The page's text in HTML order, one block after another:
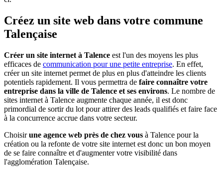
Créez un site web dans votre commune
Talençaise
Créer un site internet à Talence est l'un des moyens les plus
efficaces de communication pour une petite entreprise. En effet,
créer un site internet permet de plus en plus d'atteindre les clients
potentiels rapidement. Il vous permettra de faire connaître votre
entreprise dans la ville de Talence et ses environs. Le nombre de
sites internet à Talence augmente chaque année, il est donc
primordial de sortir du lot pour attirer des leads qualifiés et faire face
à la concurrence accrue dans votre secteur.
Choisirune agence web près de chez vous à Talence pour la
création ou la refonte de votre site internet est donc un bon moyen
de se faire connaître et d'augmenter votre visibilité dans
l'agglomération Talençaise.